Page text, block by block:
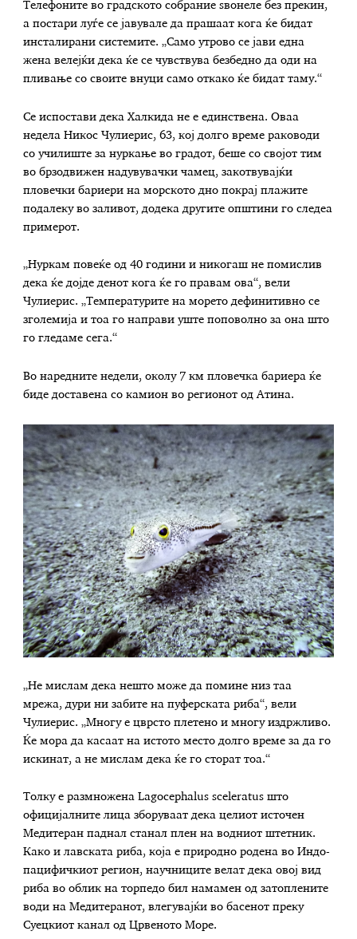
Телефоните во градското собрание ѕвонеле без прекин,
а постари луѓе се јавувале да прашаат кога ќе бидат
инсталирани системите. „Само утрово се јави една
жена велејќи дека ќе се чувствува безбедно да оди на
пливање со своите внуци само откако ќе бидат таму.“
Се испостави дека Халкида не е единствена. Оваа
недела Никос Чулиерис, 63, кој долго време раководи
со училиште за нуркање во градот, беше со својот тим
во брзодвижен надувувачки чамец, закотвувајќи
пловечки бариери на морското дно покрај плажите
подалеку во заливот, додека другите општини го следеа
примерот.
„Нуркам повеќе од 40 години и никогаш не помислив
дека ќе дојде денот кога ќе го правам ова“, вели
Чулиерис. „Температурите на морето дефинитивно се
зголемија и тоа го направи уште поповолно за она што
го гледаме сега.“
Во наредните недели, околу 7 км пловечка бариера ќе
биде доставена со камион во регионот од Атина.
„Не мислам дека нешто може да помине низ таа
мрежа, дури ни забите на пуферската риба“, вели
Чулиерис. „Многу е цврсто плетено и многу издржливо.
Ќе мора да касаат на истото место долго време за да го
искинат, а не мислам дека ќе го сторат тоа.“
Толку е размножена Lagocephalus sceleratus што
официјалните лица зборуваат дека целиот источен
Медитеран паднал станал плен на водниот штетник.
Како и лавската риба, која е природно родена во Индо-
пацифичкиот регион, научниците велат дека овој вид
риба во облик на торпедо бил намамен од затоплените
води на Медитеранот, влегувајќи во басенот преку
Суецкиот канал од Црвеното Море.